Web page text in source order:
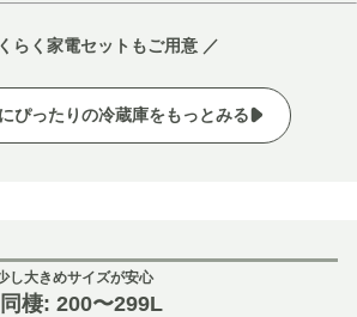
らく家電セットもご用意 ／
ぴったりの冷蔵庫をもっとみる
し大きめサイズが安心
棲: 200〜299L